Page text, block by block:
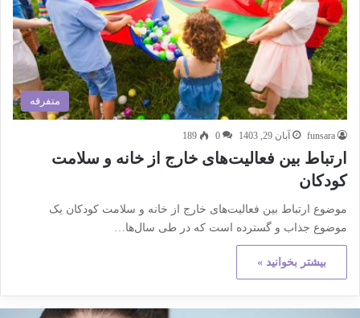
متفرقه
funsara آبان 29, 1403 0
189
ارتباط بین فعالیت‌های خارج از خانه و سلامت
کودکان
موضوع ارتباط بین فعالیت‌های خارج از خانه و سلامت کودکان یک
موضوع جذاب و گسترده است که در طی سال‌ها…
بیشتر بخوانید »